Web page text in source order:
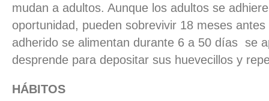
mudan a adultos. Aunque los adultos se
oportunidad, pueden sobrevivir 18 meses
adherido se alimentan durante 6 a 50 días se
desprende para depositar sus huevecillos y
HÁBITOS